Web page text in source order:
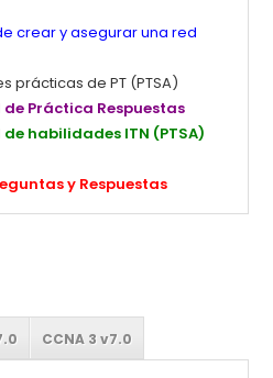
crear y asegurar una red
prácticas de PT (PTSA)
de Práctica Respuestas
de habilidades ITN (PTSA)
y Respuestas
CCNA 3 v7.0